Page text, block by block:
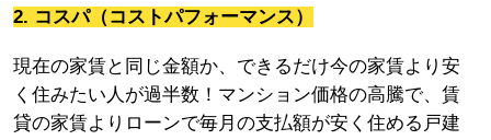
2. コスパ（コストパフォーマンス）
現在の家賃と同じ金額か、できるだけ今の家賃より安
く住みたい人が過半数！マンション価格の高騰で、賃
貸の家賃よりローンで毎月の支払額が安く住める戸建